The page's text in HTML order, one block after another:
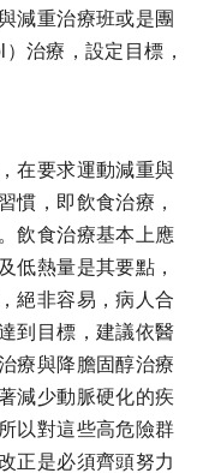
減重治療班或是團
治療，設定目標，
在要求運動減重與
慣，即飲食治療，
飲食治療基本上應
低熱量是其要點，
絕非容易，病人合
到目標，建議依醫
療與降膽固醇治療
減少動脈硬化的疾
以對這些高危險群
正是必須齊頭努力